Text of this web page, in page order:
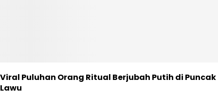
Viral Puluhan Orang Ritual Berjubah Putih di Puncak
Lawu